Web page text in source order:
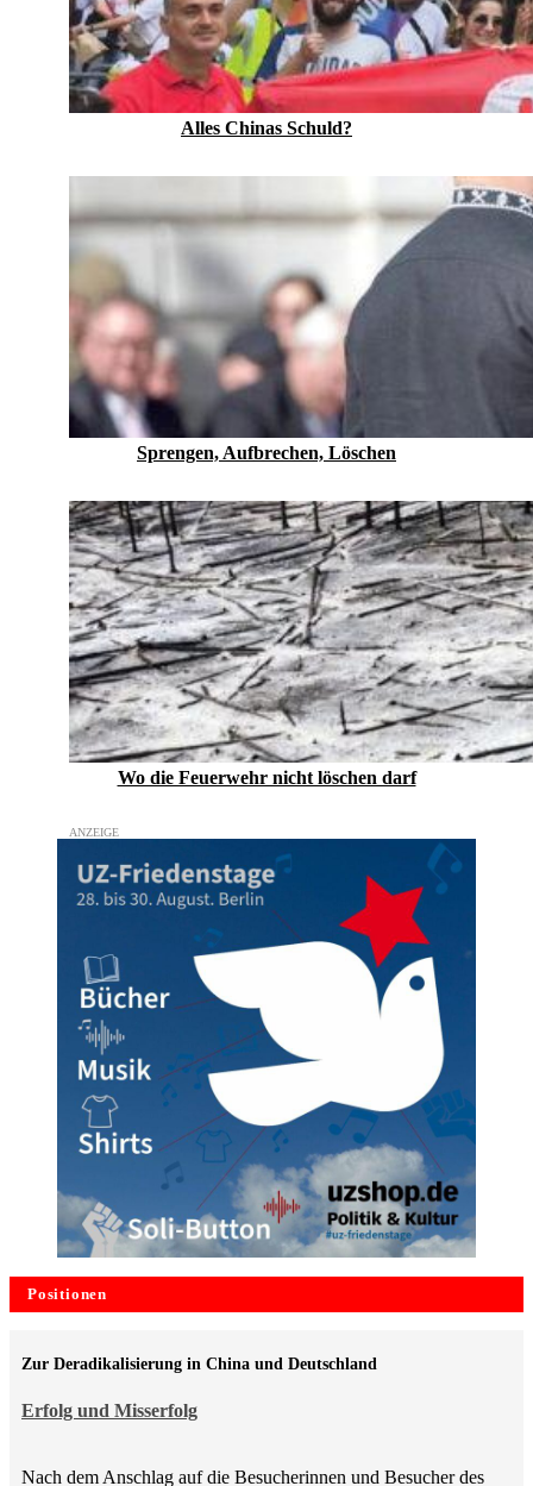
Alles Chinas Schuld?
Sprengen, Aufbrechen, Löschen
Wo die Feuerwehr nicht löschen darf
Positionen
Erfolg und Misserfolg
Zur Deradikalisierung in China und Deutschland
Nach dem Anschlag auf die Besucherinnen und Besucher des